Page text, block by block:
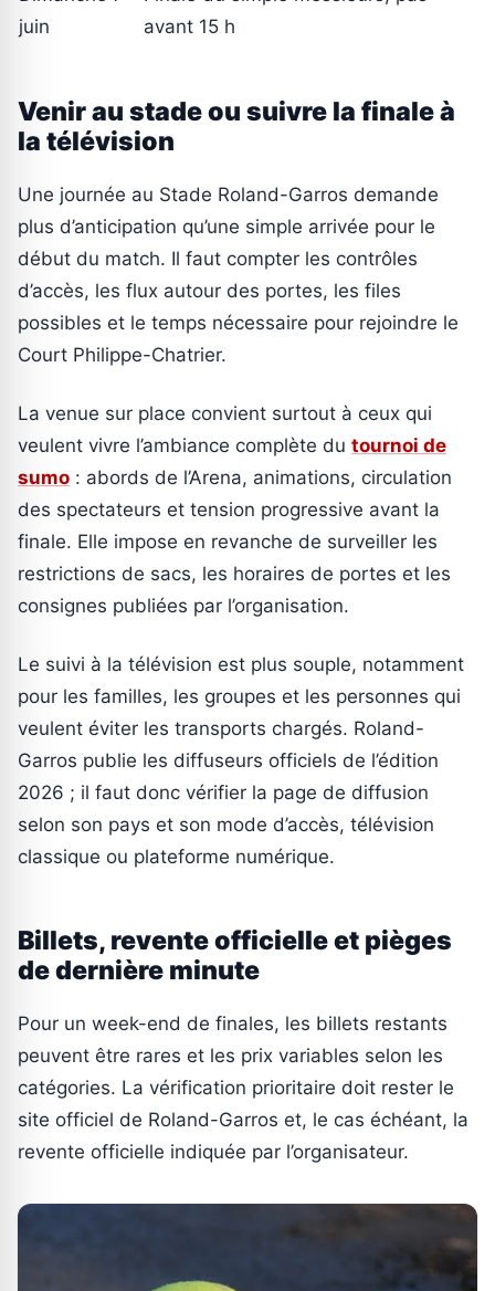
juin
avant 15 h
Venir au stade ou suivre la finale à
la télévision
Une journée au Stade Roland-Garros demande
plus d’anticipation qu’une simple arrivée pour le
début du match. Il faut compter les contrôles
d’accès, les flux autour des portes, les files
possibles et le temps nécessaire pour rejoindre le
Court Philippe-Chatrier.
La venue sur place convient surtout à ceux qui
veulent vivre l’ambiance complète du tournoi de
sumo : abords de l’Arena, animations, circulation
des spectateurs et tension progressive avant la
finale. Elle impose en revanche de surveiller les
restrictions de sacs, les horaires de portes et les
consignes publiées par l’organisation.
Le suivi à la télévision est plus souple, notamment
pour les familles, les groupes et les personnes qui
veulent éviter les transports chargés. Roland-
Garros publie les diffuseurs officiels de l’édition
2026 ; il faut donc vérifier la page de diffusion
selon son pays et son mode d’accès, télévision
classique ou plateforme numérique.
Billets, revente officielle et pièges
de dernière minute
Pour un week-end de finales, les billets restants
peuvent être rares et les prix variables selon les
catégories. La vérification prioritaire doit rester le
site officiel de Roland-Garros et, le cas échéant, la
revente officielle indiquée par l’organisateur.